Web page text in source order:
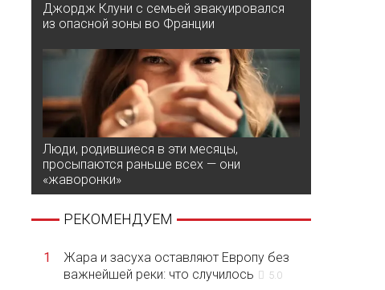
Джордж Клуни с семьей эвакуировался
из опасной зоны во Франции
Люди, родившиеся в эти месяцы,
просыпаются раньше всех — они
«жаворонки»
РЕКОМЕНДУЕМ
1
Жара и засуха оставляют Европу без
важнейшей реки: что случилось
5.0